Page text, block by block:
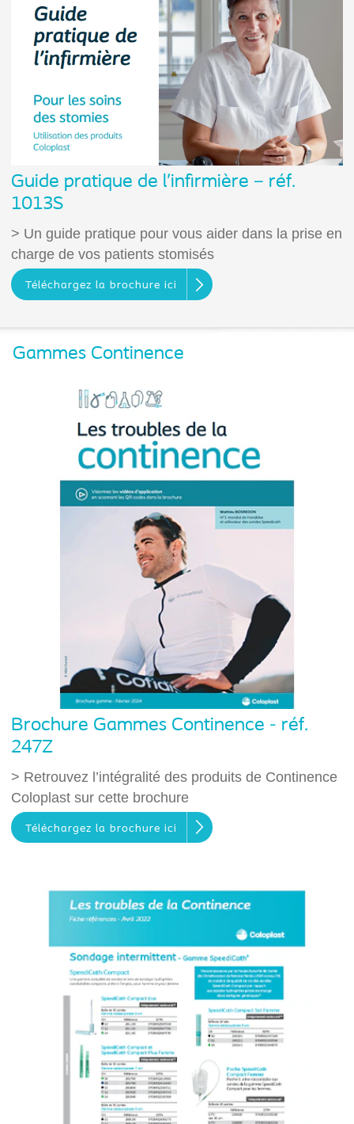
Guide pratique de l’infirmière – réf.
1013S
> Un guide pratique pour vous aider dans la prise en
charge de vos patients stomisés
Téléchargez la brochure ici
Gammes Continence
Brochure Gammes Continence - réf.
247Z
> Retrouvez l’intégralité des produits de Continence
Coloplast sur cette brochure
Téléchargez la brochure ici